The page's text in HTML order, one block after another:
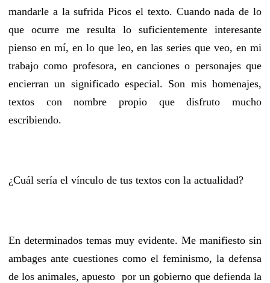
mandarle a la sufrida Picos el texto. Cuando nada de lo
que ocurre me resulta lo suficientemente interesante
pienso en mí, en lo que leo, en las series que veo, en mi
trabajo como profesora, en canciones o personajes que
encierran un significado especial. Son mis homenajes,
textos con nombre propio que disfruto mucho
escribiendo.
¿Cuál sería el vínculo de tus textos con la actualidad?
En determinados temas muy evidente. Me manifiesto sin
ambages ante cuestiones como el feminismo, la defensa
de los animales, apuesto por un gobierno que defienda la